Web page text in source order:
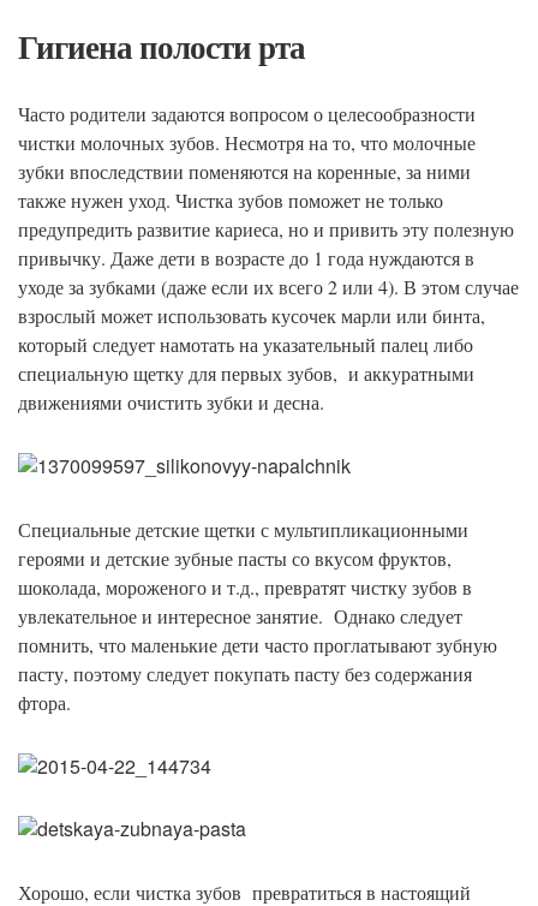
Гигиена полости рта
Часто родители задаются вопросом о целесообразности
чистки молочных зубов. Несмотря на то, что молочные
зубки впоследствии поменяются на коренные, за ними
также нужен уход. Чистка зубов поможет не только
предупредить развитие кариеса, но и привить эту полезную
привычку. Даже дети в возрасте до 1 года нуждаются в
уходе за зубками (даже если их всего 2 или 4). В этом случае
взрослый может использовать кусочек марли или бинта,
который следует намотать на указательный палец либо
специальную щетку для первых зубов, и аккуратными
движениями очистить зубки и десна.
Специальные детские щетки с мультипликационными
героями и детские зубные пасты со вкусом фруктов,
шоколада, мороженого и т.д., превратят чистку зубов в
увлекательное и интересное занятие. Однако следует
помнить, что маленькие дети часто проглатывают зубную
пасту, поэтому следует покупать пасту без содержания
фтора.
Хорошо, если чистка зубов превратиться в настоящий